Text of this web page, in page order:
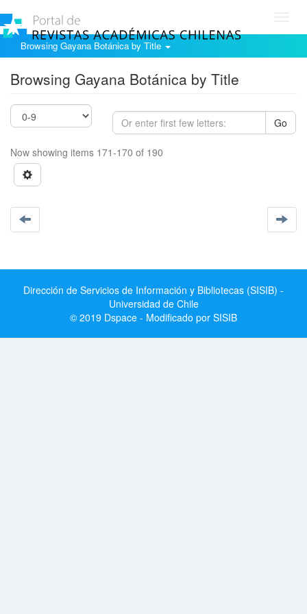
Browsing Gayana Botánica by Title
Browsing Gayana Botánica by Title
Go
Now showing items 171-170 of 190
Dirección de Servicios de Información y Bibliotecas (SISIB) -
Universidad de Chile
© 2019 Dspace - Modificado por SISIB